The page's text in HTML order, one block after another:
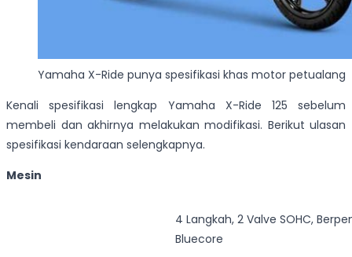
Yamaha X-Ride punya spesifikasi khas motor petualang
Kenali spesifikasi lengkap Yamaha X-Ride 125 sebelum
membeli dan akhirnya melakukan modifikasi. Berikut ulasan
spesifikasi kendaraan selengkapnya.
Mesin
4 Langkah, 2 Valve SOHC,
Bluecore